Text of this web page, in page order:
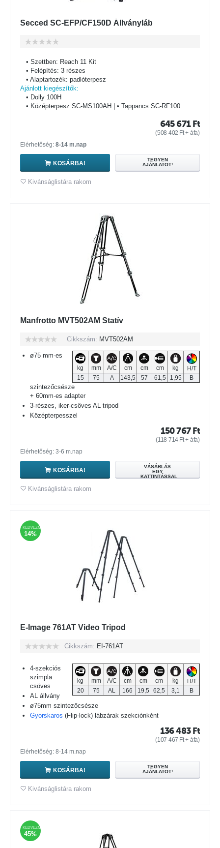
Secced SC-EFP/CF150D Állványláb
• Szettben: Reach 11 Kit
• Felépítés: 3 részes
• Alaptartozék: padlóterpesz
Ajánlott kiegészítők:
• Dolly 100H
• Középterpesz SC-MS100AH | • Tappancs SC-RF100
645 671 Ft
(508 402 Ft+ áfa)
Elérhetőség: 8-14 m.nap
KOSÁRBA!
TEGYEN
AJÁNLATOT!
Kivánságlistára rakom
Manfrotto MVT502AM Statív
Cikkszám: MVT502AM
kg mm A/C cm cm cm kg
H/T
15
75 A 143,5 57 61,5 1,95 B
ø75 mm-es
szintezőcsésze
+ 60mm-es adapter
3-részes, iker-csöves AL tripod
Középterpesszel
150 767 Ft
(118 714 Ft+ áfa)
Elérhetőség: 3-6 m.nap
KOSÁRBA!
VÁSÁRLÁS
EGY
KATTINTÁSSAL
Kivánságlistára rakom
KEDVEZMÉNY
14%
E-Image 761AT Video Tripod
Cikkszám: EI-761AT
kg mm A/C cm cm cm kg
H/T
20
75 AL 166 19,5 62,5 3,1 B
4-szekciós
szimpla
csöves
AL állvány
ø75mm szintezőcsésze
Gyorskaros (Flip-lock) lábzárak szekciónként
136 483 Ft
(107 467 Ft+ áfa)
Elérhetőség: 8-14 m.nap
KOSÁRBA!
TEGYEN
AJÁNLATOT!
Kivánságlistára rakom
KEDVEZMÉNY
45%